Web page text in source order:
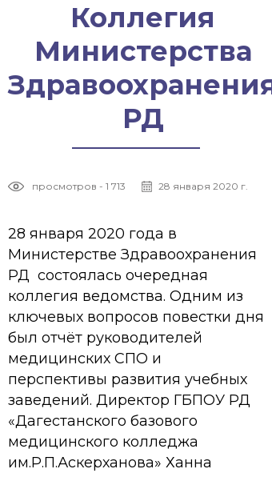
Коллегия
Министерства
Здравоохранения
РД
просмотров - 1 713 28 января 2020 г.
28 января 2020 года в
Министерстве Здравоохранения
РД состоялась очередная
коллегия ведомства. Одним из
ключевых вопросов повестки дня
был отчёт руководителей
медицинских СПО и
перспективы развития учебных
заведений. Директор ГБПОУ РД
«Дагестанского базового
медицинского колледжа
им.Р.П.Аскерханова» Ханна